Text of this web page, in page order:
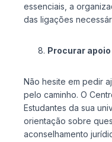
essenciais, a
das ligações
Procurar
Não hesite em pedir
pelo caminho. O
Estudantes da sua
orientação sobre
aconselhamento